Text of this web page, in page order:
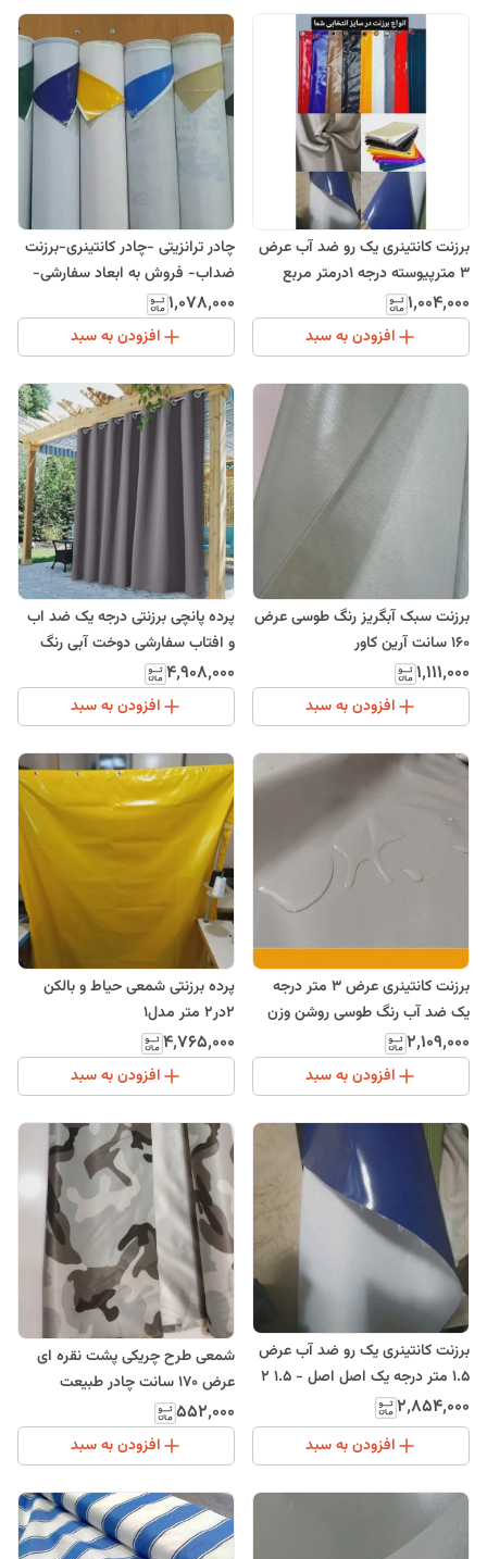
برزنت کانتینری یک رو ضد آب عرض
3 مترپیوسته درجه 1درمتر مربع
۱٬۰۰۴٬۰۰۰
افزودن به سبد
چادر ترانزیتی -چادر کانتینری-برزنت
ضداب- فروش به ابعاد سفارشی-
پارچه برزنت
۱٬۰۷۸٬۰۰۰
افزودن به سبد
برزنت سبک آبگریز رنگ طوسی عرض
160 سانت آرین کاور
۱٬۱۱۱٬۰۰۰
افزودن به سبد
پرده پانچی برزنتی درجه یک ضد اب
و افتاب سفارشی دوخت آبی رنگ
اندازه 2 در 3
۴٬۹۰۸٬۰۰۰
افزودن به سبد
برزنت کانتینری عرض 3 متر درجه
یک ضد آب رنگ طوسی روشن وزن
بالا چادر طبیعت
۲٬۱۰۹٬۰۰۰
افزودن به سبد
پرده برزنتی شمعی حیاط و بالکن
2در2 متر مدل1
۴٬۷۶۵٬۰۰۰
افزودن به سبد
برزنت کانتینری یک رو ضد آب عرض
1.5 متر درجه یک اصل اصل - 1.5 2
۲٬۸۵۴٬۰۰۰
افزودن به سبد
شمعی طرح چریکی پشت نقره ای
عرض 170 سانت چادر طبیعت
۵۵۲٬۰۰۰
افزودن به سبد